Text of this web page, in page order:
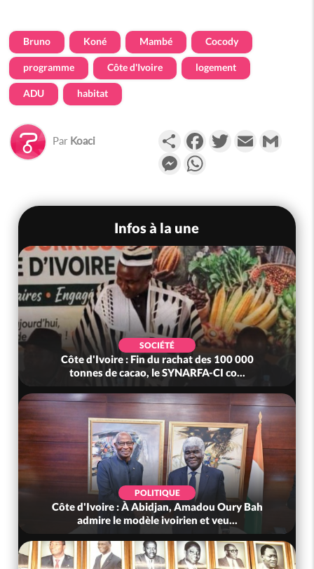
Bruno Koné Mambé Cocody
programme Côte d'Ivoire logement
ADU habitat
Par Koaci PartagerFacebookTwitterEmail
Messenger
Infos à la une
SOCIÉTÉ
Côte d'Ivoire : Fin du rachat des 100 000
tonnes de cacao, le SYNARFA-CI co...
POLITIQUE
Côte d'Ivoire : À Abidjan, Amadou Oury Bah
admire le modèle ivoirien et veu...